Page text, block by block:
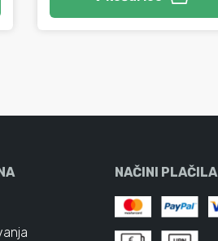
NAČINI PLAČILA